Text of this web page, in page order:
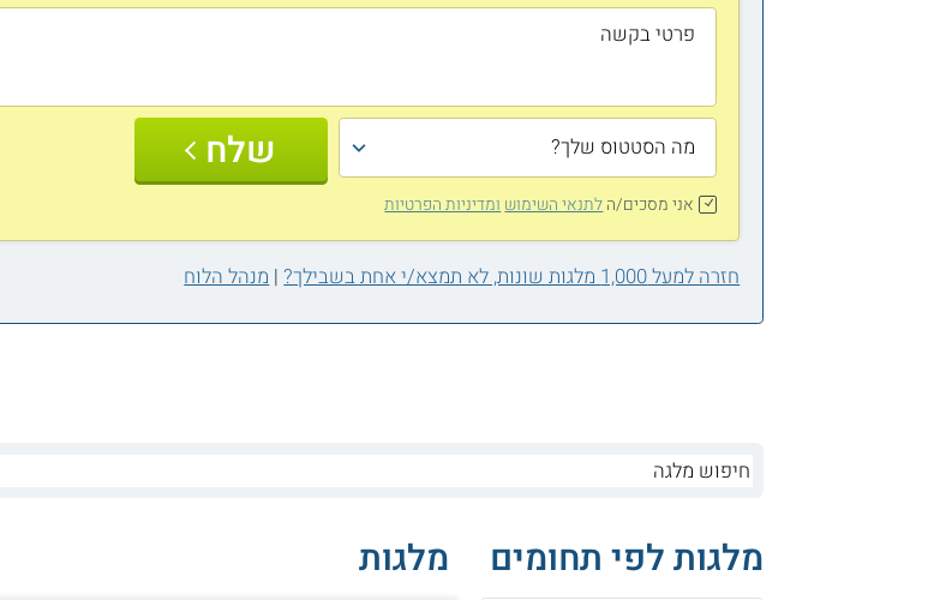
שלח
אני מסכים/הלתנאי השימוש ומדיניות הפרטיות
חזרה למעל 1,000 מלגות שונות, לא תמצא/י אחת בשבילך? | מנהל הלוח
מלגות לפי תחומים מלגות